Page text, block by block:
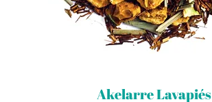
Akelarre Lavapiés